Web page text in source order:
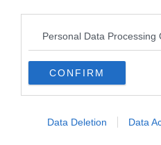
Personal Data Processing
CONFIRM
Data Deletion Data
Trump: "Nuovi
con l'Iran"